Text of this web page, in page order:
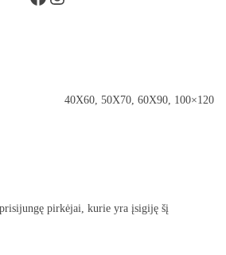
40X60, 50X70, 60X90, 100×120
pirkėjai, kurie yra įsigiję šį